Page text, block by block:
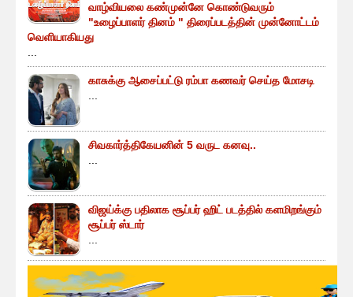
வாழ்வியலை கண்முன்னே கொண்டுவரும்
"உழைப்பாளர் தினம் " திரைப்படத்தின் முன்னோட்டம்
வெளியாகியது
...
காசுக்கு ஆசைப்பட்டு ரம்பா கணவர் செய்த மோசடி
...
சிவகார்த்திகேயனின் 5 வருட கனவு..
...
விஜய்க்கு பதிலாக சூப்பர் ஹிட் படத்தில் களமிறங்கும்
சூப்பர் ஸ்டார்
...